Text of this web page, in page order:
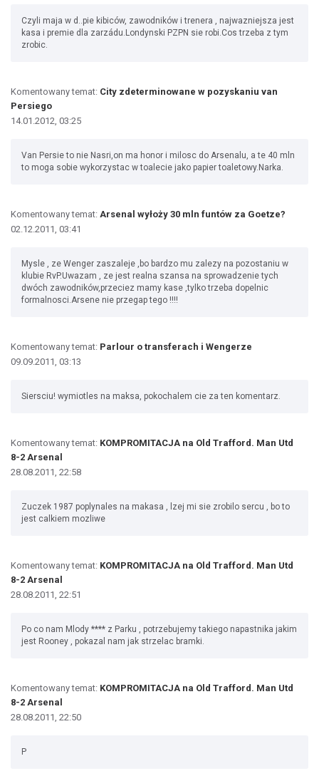
Czyli maja w d..pie kibiców, zawodników i trenera , najwazniejsza jest
kasa i premie dla zarzádu.Londynski PZPN sie robi.Cos trzeba z tym
zrobic.
Komentowany temat: City zdeterminowane w pozyskaniu van
Persiego
14.01.2012, 03:25
Van Persie to nie Nasri,on ma honor i milosc do Arsenalu, a te 40 mln
to moga sobie wykorzystac w toalecie jako papier toaletowy.Narka.
Komentowany temat: Arsenal wyłoży 30 mln funtów za Goetze?
02.12.2011, 03:41
Mysle , ze Wenger zaszaleje ,bo bardzo mu zalezy na pozostaniu w
klubie RvP.Uwazam , ze jest realna szansa na sprowadzenie tych
dwóch zawodników,przeciez mamy kase ,tylko trzeba dopelnic
formalnosci.Arsene nie przegap tego !!!!
Komentowany temat: Parlour o transferach i Wengerze
09.09.2011, 03:13
Siersciu! wymiotles na maksa, pokochalem cie za ten komentarz.
Komentowany temat: KOMPROMITACJA na Old Trafford. Man Utd
8-2 Arsenal
28.08.2011, 22:58
Zuczek 1987 poplynales na makasa , lzej mi sie zrobilo sercu , bo to
jest calkiem mozliwe
Komentowany temat: KOMPROMITACJA na Old Trafford. Man Utd
8-2 Arsenal
28.08.2011, 22:51
Po co nam Mlody **** z Parku , potrzebujemy takiego napastnika jakim
jest Rooney , pokazal nam jak strzelac bramki.
Komentowany temat: KOMPROMITACJA na Old Trafford. Man Utd
8-2 Arsenal
28.08.2011, 22:50
P